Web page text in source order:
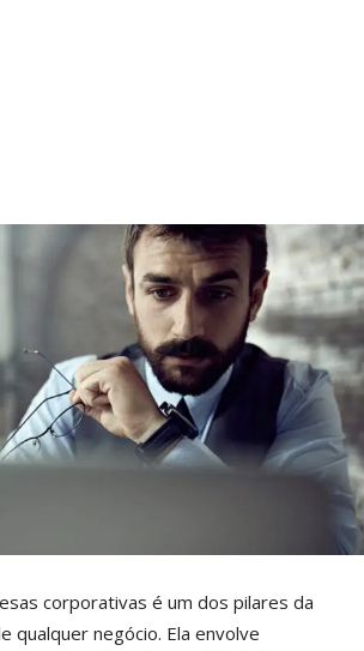
corporativas é um dos pilares da
qualquer negócio. Ela envolve